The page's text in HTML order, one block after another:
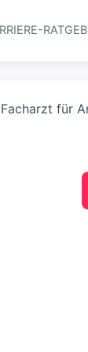
Navigation
für